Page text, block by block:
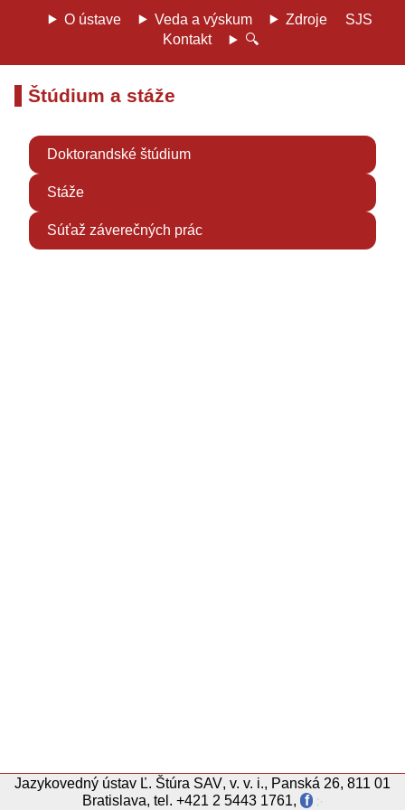
O ústave Veda a výskum Zdroje
SJS
Kontakt
🔍
Štúdium a stáže
Doktorandské štúdium
Stáže
Súťaž záverečných prác
Jazykovedný ústav Ľ. Štúra SAV, v. v. i., Panská 26, 811 01
Bratislava, tel. +421 2 5443 1761, f ჻